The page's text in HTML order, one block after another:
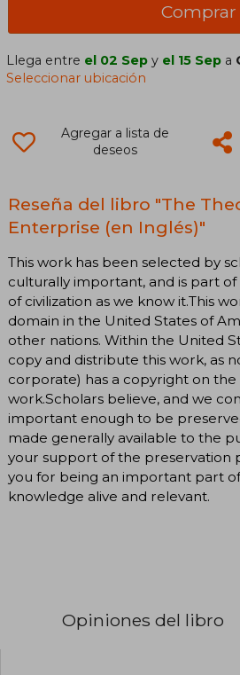
Comprar
Llega entre el 02 Sep y el 15 Sep a
Seleccionar ubicación
Agregar a lista de
deseos
Reseña del libro "The
Enterprise (en Inglés)"
This work has been selected by
culturally important, and is part
of civilization as we know it.This
domain in the United States of
other nations. Within the United
copy and distribute this work, as
corporate) has a copyright on
work.Scholars believe, and we
important enough to be
made generally available to the
your support of the preservation
you for being an important part
knowledge alive and relevant.
Opiniones del libro